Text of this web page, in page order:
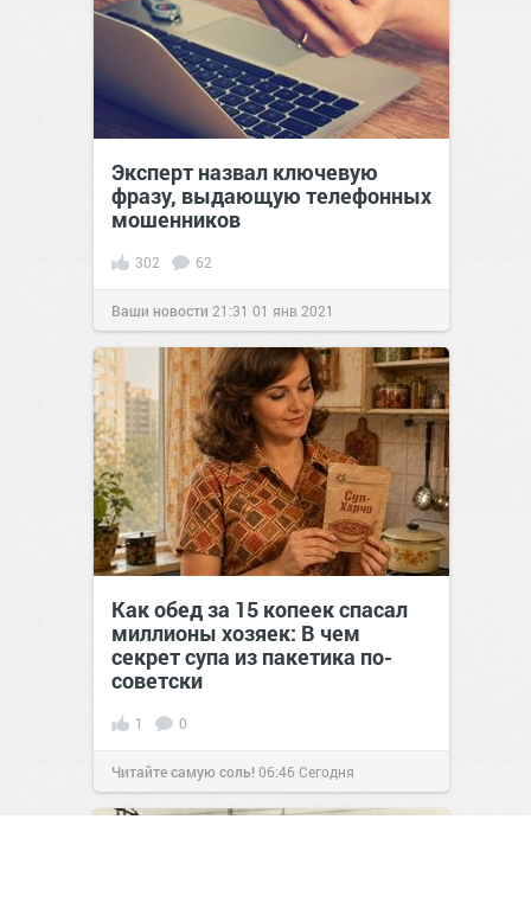
Эксперт назвал ключевую
фразу, выдающую телефонных
мошенников
302 62
Ваши новости 21:31 01 янв 2021
Как обед за 15 копеек спасал
миллионы хозяек: В чем
секрет супа из пакетика по-
советски
1 0
Читайте самую соль!06:46Сегодня